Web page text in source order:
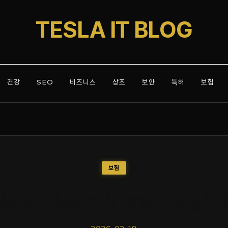
TESLA IT BLOG
건강 SEO 비즈니스 상조 보안 특허 보험
보험